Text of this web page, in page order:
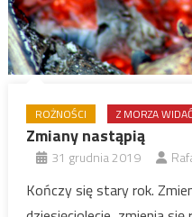
ROŻNOŚCI Z MORZA
Zmiany nastąpią
31 grudnia 2019
Kończy się stary rok.